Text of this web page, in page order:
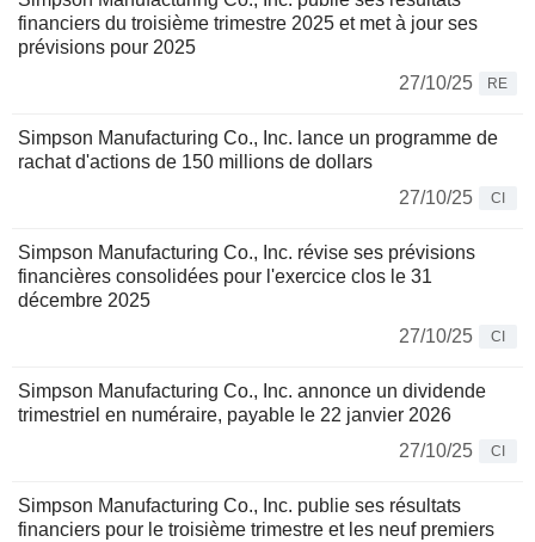
financiers du troisième trimestre 2025 et met à jour ses
prévisions pour 2025
27/10/25
RE
Simpson Manufacturing Co., Inc. lance un programme de
rachat d'actions de 150 millions de dollars
27/10/25
CI
Simpson Manufacturing Co., Inc. révise ses prévisions
financières consolidées pour l'exercice clos le 31
décembre 2025
27/10/25
CI
Simpson Manufacturing Co., Inc. annonce un dividende
trimestriel en numéraire, payable le 22 janvier 2026
27/10/25
CI
Simpson Manufacturing Co., Inc. publie ses résultats
financiers pour le troisième trimestre et les neuf premiers